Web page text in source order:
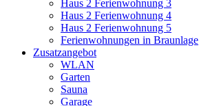
Haus 2 Ferienwohnung 3
Haus 2 Ferienwohnung 4
Haus 2 Ferienwohnung 5
Ferienwohnungen in Braunlage
Zusatzangebot
WLAN
Garten
Sauna
Garage